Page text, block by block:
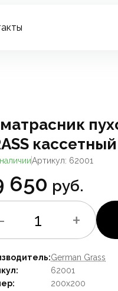
Артикул: 62001
650 руб.
1 +
German Grass
62001
200x200